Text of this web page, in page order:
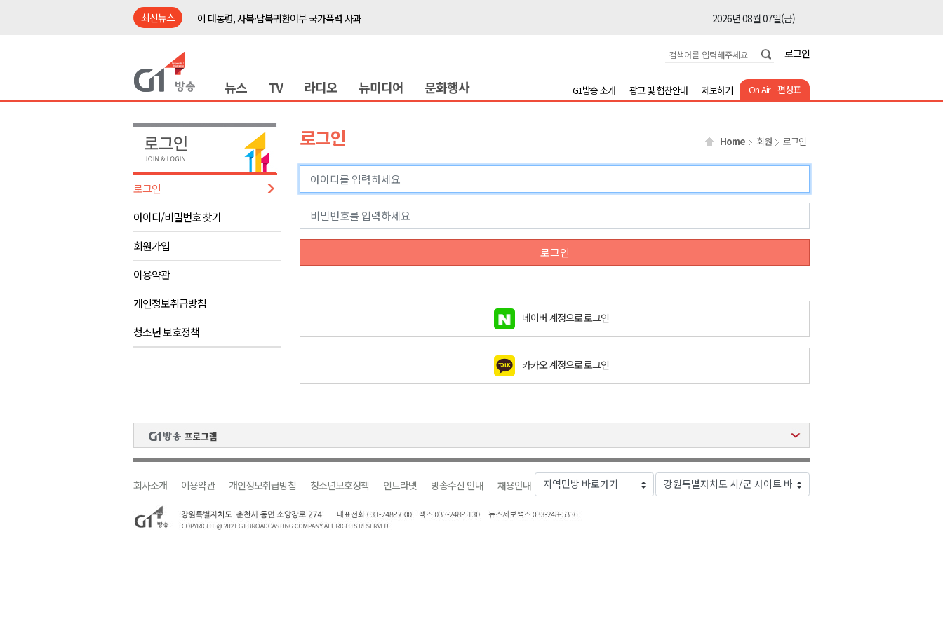
최신뉴스
이 대통령, 사북·납북귀환어부 국가폭력 사과
2026년 08월 07일(금)
2026년 08월 07일(금)
이광재 국회 예결위원장, 강릉시 초청 특별 강연
2026년 08월 07일(금)
육동한 시장, 국제스케이트장 춘천 유치 건의
영월군, 국·도비 확보 보고회 개최
2026년 08월 07일(금)
삼척 공공산후조리원 이전 시급
강원자치도교육청 교감급 이상 387명 인사
2026년 08월 07일(금)
도-시군 첫 간담회..우상호 "하나된 공동체"
이 대통령, 사북·납북귀환어부 국가폭력 사과
2026년 08월 07일(금)
여름축제 더위와 전쟁..물놀이 접목
2026년 08월 07일(금)
강원도, 최휘영 문체부장관과 정책간담회
이광재 국회 예결위원장, 강릉시 초청 특별 강연
검찰청 폐지..해결 과제 산적
강원자치도교육청 교감급 이상 387명 인사
2026년 08월 07일(금)
로그인
뉴스 TV 라디오 뉴미디어 문화행사 On Air 편성표
G1방송 소개 광고 및 협찬안내 제보하기
로그인
아이디/비밀번호 찾기
회원가입
이용약관
개인정보취급방침
청소년 보호정책
로그인 Home 회원 로그인
로그인
네이버 계정으로 로그인
카카오 계정으로 로그인
회사소개 이용약관 개인정보취급방침 청소년보호정책 인트라넷 방송수신 안내 채용안내